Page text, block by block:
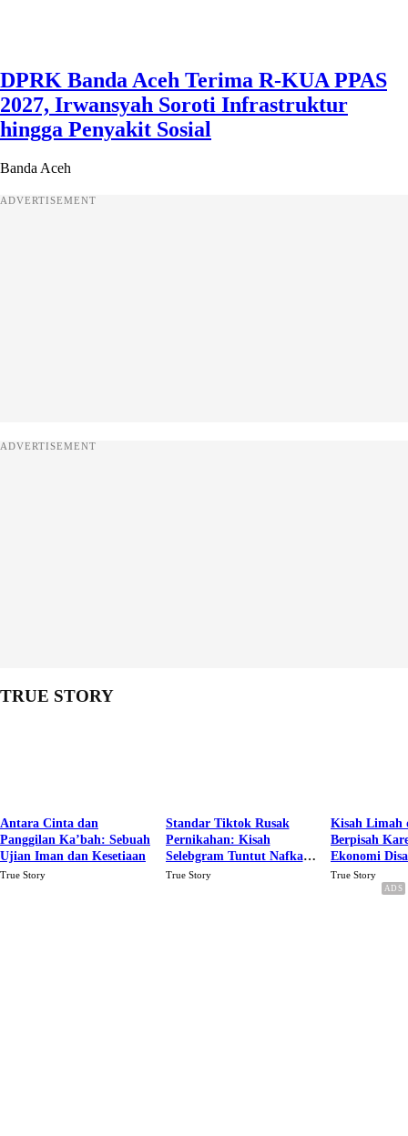
DPRK Banda Aceh Terima R-KUA PPAS
2027, Irwansyah Soroti Infrastruktur
hingga Penyakit Sosial
Banda Aceh
ADVERTISEMENT
ADVERTISEMENT
TRUE STORY
Antara Cinta dan
Panggilan Ka’bah: Sebuah
Ujian Iman dan Kesetiaan
True Story
Standar Tiktok Rusak
Pernikahan: Kisah
Selebgram Tuntut Nafkah
Rp.15 Juta Perbulan
True Story
Kisah Limah
Berpisah
Ekonomi
Karena Cinta
True Story